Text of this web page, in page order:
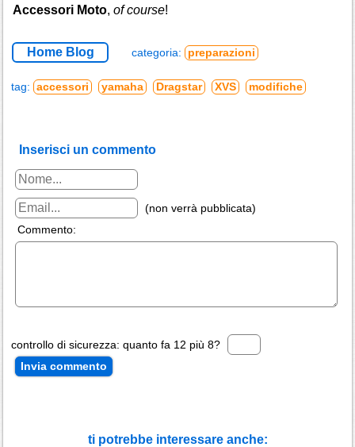
Accessori Moto,of course!
Home Blog categoria: preparazioni
tag: accessori yamaha Dragstar XVS modifiche
Inserisci un commento
(non verrà pubblicata)
Commento:
controllo di sicurezza: quanto fa 12 più 8?
Invia commento
ti potrebbe interessare anche: